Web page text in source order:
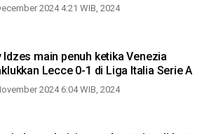
2024 4:21 WIB, 2024
Idzes main penuh ketika Venezia
Lecce 0-1 di Liga Italia Serie A
2024 6:04 WIB, 2024